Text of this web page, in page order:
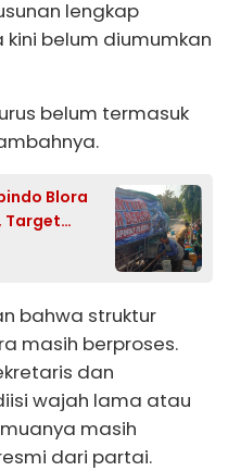
lengkap
belum diumumkan
belum termasuk
Blora
Target
bahwa struktur
masih berproses.
dan
wajah lama atau
masih
dari partai.